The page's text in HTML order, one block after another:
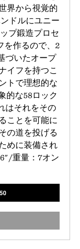
界から視覚的
ドルにユニー
プ鍛造プロセ
を作るので、2
づいたオープ
イフを持つこ
トで理想的な
的な58ロック
はそれをその
ことを可能に
の道を投げる
めに装備され
/重量：7オン